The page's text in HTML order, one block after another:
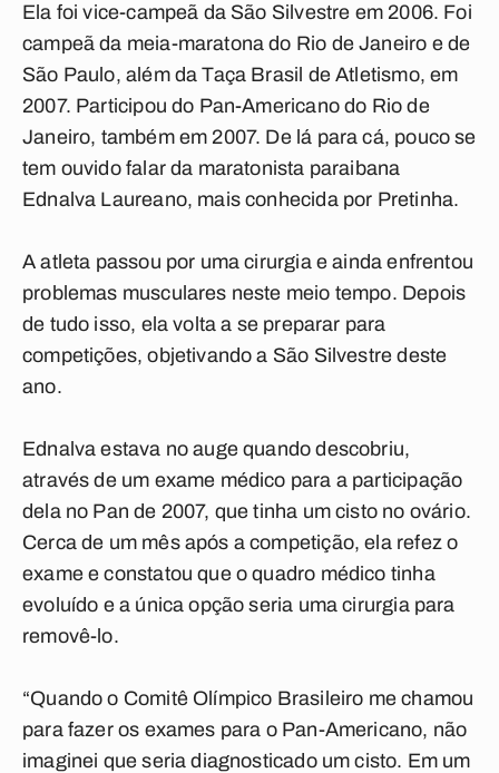
Ela foi vice-campeã da São Silvestre em 2006. Foi
campeã da meia-maratona do Rio de Janeiro e de
São Paulo, além da Taça Brasil de Atletismo, em
2007. Participou do Pan-Americano do Rio de
Janeiro, também em 2007. De lá para cá, pouco se
tem ouvido falar da maratonista paraibana
Ednalva Laureano, mais conhecida por Pretinha.
A atleta passou por uma cirurgia e ainda enfrentou
problemas musculares neste meio tempo. Depois
de tudo isso, ela volta a se preparar para
competições, objetivando a São Silvestre deste
ano.
Ednalva estava no auge quando descobriu,
através de um exame médico para a participação
dela no Pan de 2007, que tinha um cisto no ovário.
Cerca de um mês após a competição, ela refez o
exame e constatou que o quadro médico tinha
evoluído e a única opção seria uma cirurgia para
removê-lo.
“Quando o Comitê Olímpico Brasileiro me chamou
para fazer os exames para o Pan-Americano, não
imaginei que seria diagnosticado um cisto. Em um